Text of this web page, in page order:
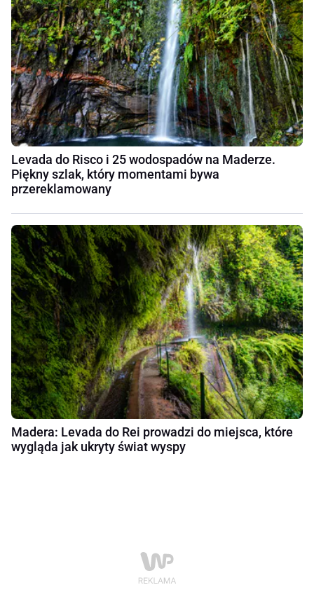
Levada do Risco i 25 wodospadów na Maderze.
Piękny szlak, który momentami bywa
przereklamowany
Madera: Levada do Rei prowadzi do miejsca, które
wygląda jak ukryty świat wyspy